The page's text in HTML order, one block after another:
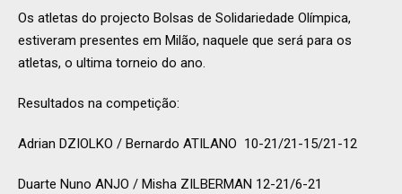
Os atletas do projecto Bolsas de Solidariedade Olímpica,
estiveram presentes em Milão, naquele que será para os
atletas, o ultima torneio do ano.
Resultados na competição:
Adrian DZIOLKO / Bernardo ATILANO 10-21/21-15/21-12
Duarte Nuno ANJO / Misha ZILBERMAN 12-21/6-21